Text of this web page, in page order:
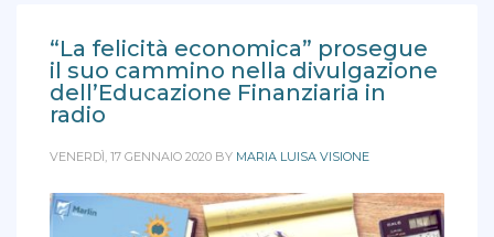
“La felicità economica” prosegue
il suo cammino nella divulgazione
dell’Educazione Finanziaria in
radio
VENERDÌ, 17 GENNAIO 2020 BY MARIA LUISA VISIONE